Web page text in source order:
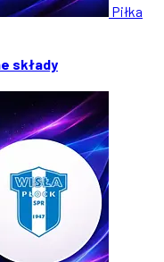
Piłka
składy